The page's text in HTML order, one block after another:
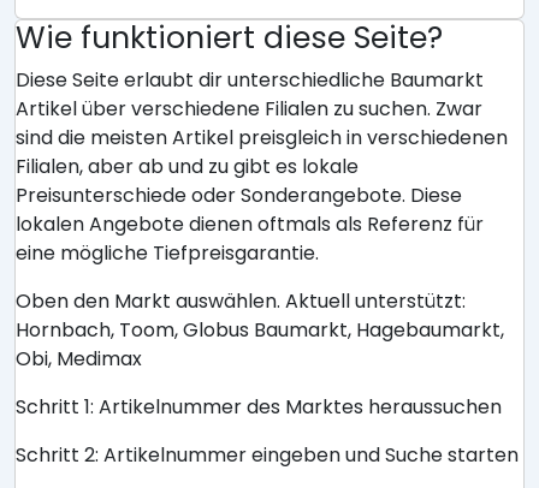
Wie funktioniert diese Seite?
Diese Seite erlaubt dir unterschiedliche Baumarkt
Artikel über verschiedene Filialen zu suchen. Zwar
sind die meisten Artikel preisgleich in verschiedenen
Filialen, aber ab und zu gibt es lokale
Preisunterschiede oder Sonderangebote. Diese
lokalen Angebote dienen oftmals als Referenz für
eine mögliche Tiefpreisgarantie.
Oben den Markt auswählen. Aktuell unterstützt:
Hornbach, Toom, Globus Baumarkt, Hagebaumarkt,
Obi, Medimax
Schritt 1: Artikelnummer des Marktes heraussuchen
Schritt 2: Artikelnummer eingeben und Suche starten